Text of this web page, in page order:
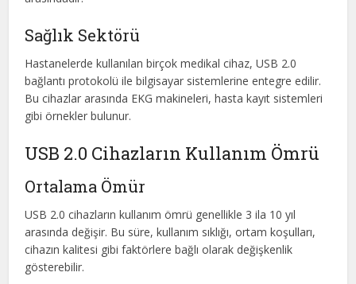
Sağlık Sektörü
Hastanelerde kullanılan birçok medikal cihaz, USB 2.0
bağlantı protokolü ile bilgisayar sistemlerine entegre edilir.
Bu cihazlar arasında EKG makineleri, hasta kayıt sistemleri
gibi örnekler bulunur.
USB 2.0 Cihazların Kullanım Ömrü
Ortalama Ömür
USB 2.0 cihazların kullanım ömrü genellikle 3 ila 10 yıl
arasında değişir. Bu süre, kullanım sıklığı, ortam koşulları,
cihazın kalitesi gibi faktörlere bağlı olarak değişkenlik
gösterebilir.